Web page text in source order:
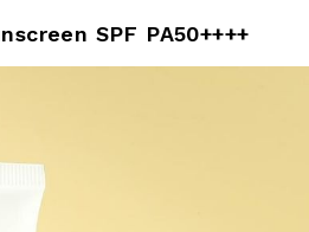
SPF PA50++++